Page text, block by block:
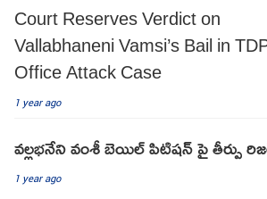
Court Reserves Verdict on
Vallabhaneni Vamsi’s Bail in
Office Attack Case
1 year ago
వల్లభనేని వంశీ బెయిల్ పిటిషన్ పై తీర్పు
1 year ago